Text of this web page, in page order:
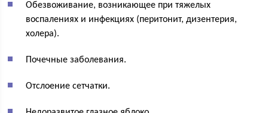
Обезвоживание, возникающее при тяжелых
воспалениях и инфекциях (перитонит, дизентерия,
холера).
Почечные заболевания.
Отслоение сетчатки.